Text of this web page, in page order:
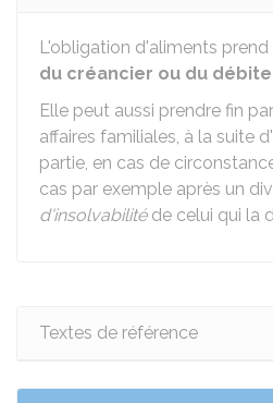
L'obligation d'aliments prend
du créancier ou du
Elle peut aussi prendre fin
affaires familiales, à la suite
partie, en cas de
cas par exemple après un
d'insolvabilitéde celui qui la
Textes de référence